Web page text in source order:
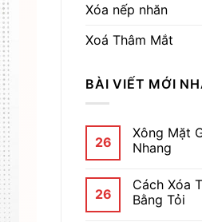
Xóa nếp nhăn
Xoá Thâm Mắt
BÀI VIẾT MỚI
26
Xông Mặt
Nhang
26
Cách Xóa
Bằng Tỏi